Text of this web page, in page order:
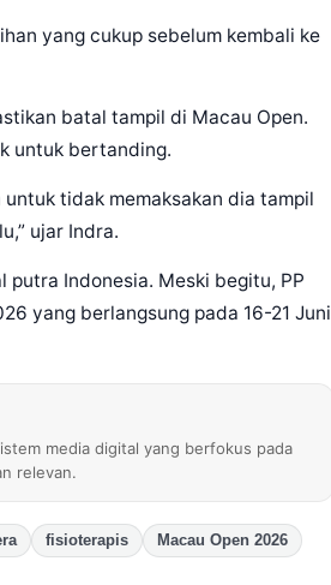
yang cukup sebelum kembali ke
batal tampil di Macau Open.
untuk bertanding.
tidak memaksakan dia tampil
ujar Indra.
Indonesia. Meski begitu, PP
yang berlangsung pada 16-21 Juni
media digital yang berfokus pada
relevan.
fisioterapis
Macau Open 2026